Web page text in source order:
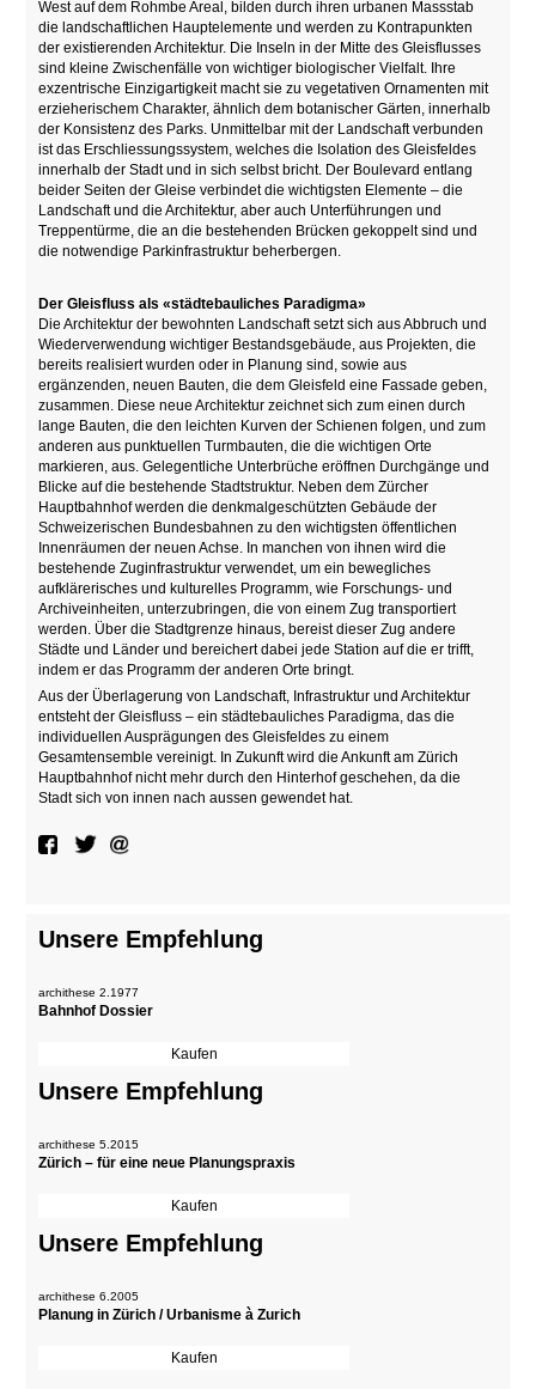
West auf dem Rohmbe Areal, bilden durch ihren urbanen Massstab
die landschaftlichen Hauptelemente und werden zu Kontrapunkten
der existierenden Architektur. Die Inseln in der Mitte des Gleisflusses
sind kleine Zwischenfälle von wichtiger biologischer Vielfalt. Ihre
exzentrische Einzigartigkeit macht sie zu vegetativen Ornamenten mit
erzieherischem Charakter, ähnlich dem botanischer Gärten, innerhalb
der Konsistenz des Parks. Unmittelbar mit der Landschaft verbunden
ist das Erschliessungssystem, welches die Isolation des Gleisfeldes
innerhalb der Stadt und in sich selbst bricht. Der Boulevard entlang
beider Seiten der Gleise verbindet die wichtigsten Elemente – die
Landschaft und die Architektur, aber auch Unterführungen und
Treppentürme, die an die bestehenden Brücken gekoppelt sind und
die notwendige Parkinfrastruktur beherbergen.
Der Gleisfluss als «städtebauliches Paradigma»
Die Architektur der bewohnten Landschaft setzt sich aus Abbruch und
Wiederverwendung wichtiger Bestandsgebäude, aus Projekten, die
bereits realisiert wurden oder in Planung sind, sowie aus
ergänzenden, neuen Bauten, die dem Gleisfeld eine Fassade geben,
zusammen. Diese neue Architektur zeichnet sich zum einen durch
lange Bauten, die den leichten Kurven der Schienen folgen, und zum
anderen aus punktuellen Turmbauten, die die wichtigen Orte
markieren, aus. Gelegentliche Unterbrüche eröffnen Durchgänge und
Blicke auf die bestehende Stadtstruktur. Neben dem Zürcher
Hauptbahnhof werden die denkmalgeschützten Gebäude der
Schweizerischen Bundesbahnen zu den wichtigsten öffentlichen
Innenräumen der neuen Achse. In manchen von ihnen wird die
bestehende Zuginfrastruktur verwendet, um ein bewegliches
aufklärerisches und kulturelles Programm, wie Forschungs- und
Archiveinheiten, unterzubringen, die von einem Zug transportiert
werden. Über die Stadtgrenze hinaus, bereist dieser Zug andere
Städte und Länder und bereichert dabei jede Station auf die er trifft,
indem er das Programm der anderen Orte bringt.
Aus der Überlagerung von Landschaft, Infrastruktur und Architektur
entsteht der Gleisfluss – ein städtebauliches Paradigma, das die
individuellen Ausprägungen des Gleisfeldes zu einem
Gesamtensemble vereinigt. In Zukunft wird die Ankunft am Zürich
Hauptbahnhof nicht mehr durch den Hinterhof geschehen, da die
Stadt sich von innen nach aussen gewendet hat.
Unsere Empfehlung
archithese 2.1977
Bahnhof Dossier
Unsere Empfehlung
archithese 5.2015
Zürich – für eine neue Planungspraxis
Unsere Empfehlung
archithese 6.2005
Planung in Zürich / Urbanisme à Zurich